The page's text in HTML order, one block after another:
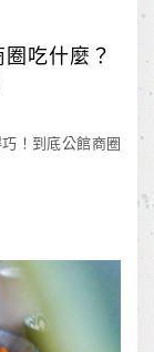
吃什麼？
！到底公館商圈